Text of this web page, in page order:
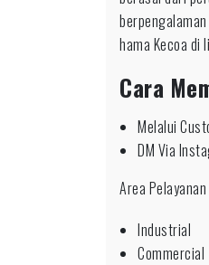
hama Kecoa di
Cara
Melalui
DM Via
Area
Industrial
Commercial